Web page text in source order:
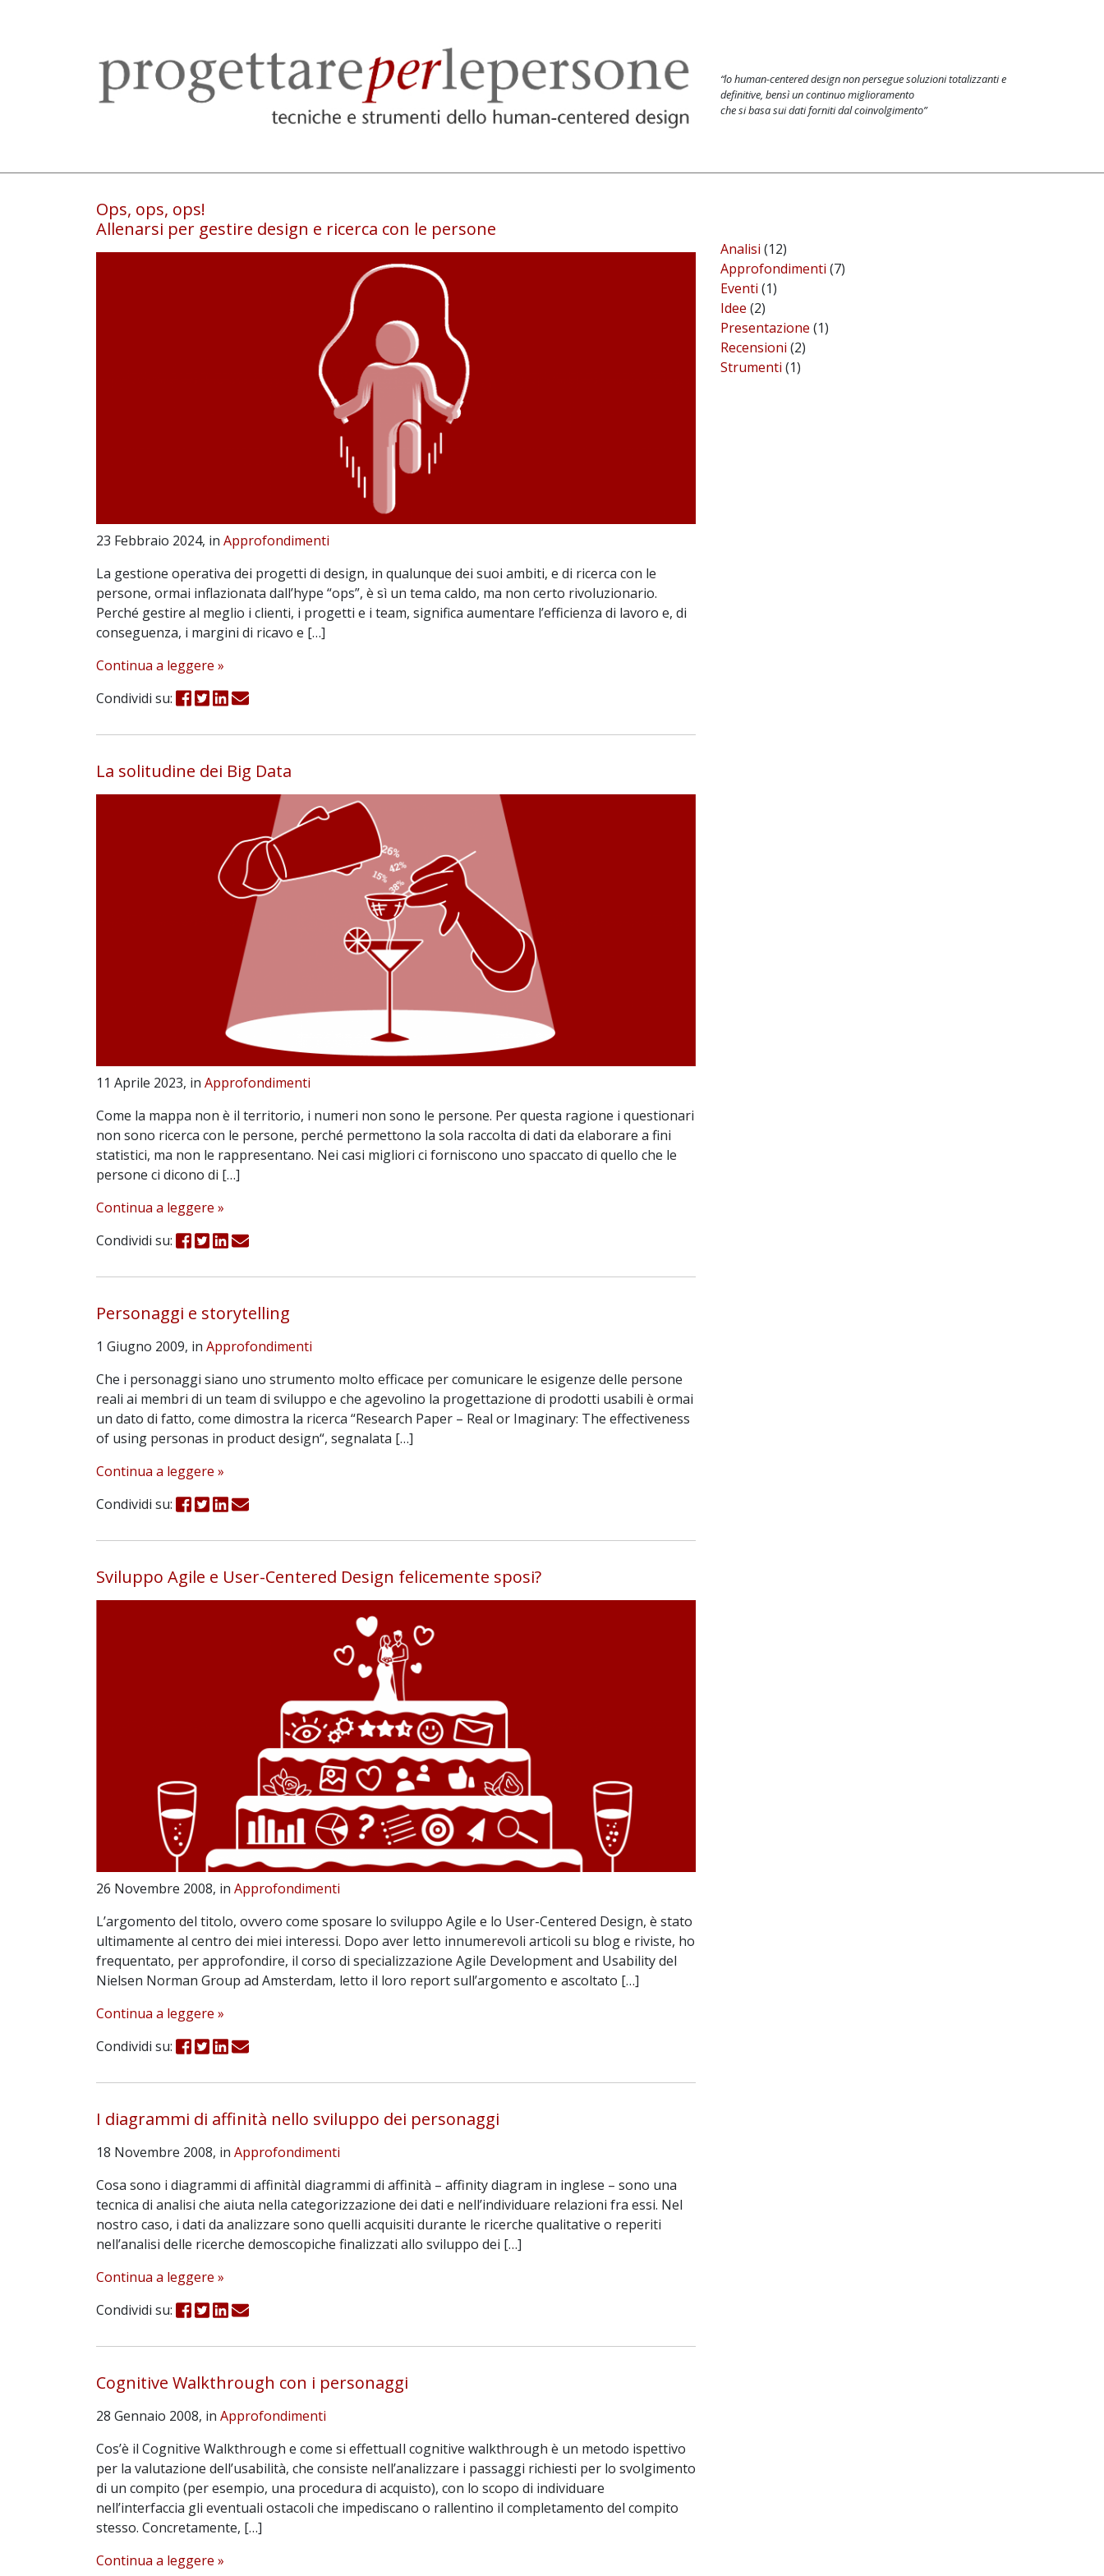
“lo human-centered design non persegue soluzioni totalizzanti e
definitive, bensì un continuo miglioramento
che si basa sui dati forniti dal coinvolgimento”
Ops, ops, ops!
Allenarsi per gestire design e ricerca con le persone
23 Febbraio 2024, in Approfondimenti
La gestione operativa dei progetti di design, in qualunque dei suoi ambiti, e di ricerca con le
persone, ormai inflazionata dall’hype “ops”, è sì un tema caldo, ma non certo rivoluzionario.
Perché gestire al meglio i clienti, i progetti e i team, significa aumentare l’efficienza di lavoro e, di
conseguenza, i margini di ricavo e […]
Continua a leggere »
Condividi su:
La solitudine dei Big Data
11 Aprile 2023, in Approfondimenti
Come la mappa non è il territorio, i numeri non sono le persone. Per questa ragione i questionari
non sono ricerca con le persone, perché permettono la sola raccolta di dati da elaborare a fini
statistici, ma non le rappresentano. Nei casi migliori ci forniscono uno spaccato di quello che le
persone ci dicono di […]
Continua a leggere »
Condividi su:
Personaggi e storytelling
1 Giugno 2009, in Approfondimenti
Che i personaggi siano uno strumento molto efficace per comunicare le esigenze delle persone
reali ai membri di un team di sviluppo e che agevolino la progettazione di prodotti usabili è ormai
un dato di fatto, come dimostra la ricerca “Research Paper – Real or Imaginary: The effectiveness
of using personas in product design“, segnalata […]
Continua a leggere »
Condividi su:
Sviluppo Agile e User-Centered Design felicemente sposi?
26 Novembre 2008, in Approfondimenti
L’argomento del titolo, ovvero come sposare lo sviluppo Agile e lo User-Centered Design, è stato
ultimamente al centro dei miei interessi. Dopo aver letto innumerevoli articoli su blog e riviste, ho
frequentato, per approfondire, il corso di specializzazione Agile Development and Usability del
Nielsen Norman Group ad Amsterdam, letto il loro report sull’argomento e ascoltato […]
Continua a leggere »
Condividi su:
I diagrammi di affinità nello sviluppo dei personaggi
18 Novembre 2008, in Approfondimenti
Cosa sono i diagrammi di affinitàI diagrammi di affinità – affinity diagram in inglese – sono una
tecnica di analisi che aiuta nella categorizzazione dei dati e nell’individuare relazioni fra essi. Nel
nostro caso, i dati da analizzare sono quelli acquisiti durante le ricerche qualitative o reperiti
nell’analisi delle ricerche demoscopiche finalizzati allo sviluppo dei […]
Continua a leggere »
Condividi su:
Cognitive Walkthrough con i personaggi
28 Gennaio 2008, in Approfondimenti
Cos’è il Cognitive Walkthrough e come si effettuaIl cognitive walkthrough è un metodo ispettivo
per la valutazione dell’usabilità, che consiste nell’analizzare i passaggi richiesti per lo svolgimento
di un compito (per esempio, una procedura di acquisto), con lo scopo di individuare
nell’interfaccia gli eventuali ostacoli che impediscano o rallentino il completamento del compito
stesso. Concretamente, […]
Continua a leggere »
Analisi (12)
Approfondimenti (7)
Eventi (1)
Idee (2)
Presentazione (1)
Recensioni (2)
Strumenti (1)